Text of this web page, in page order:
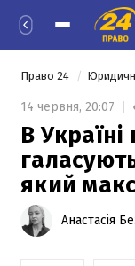
Право 24
14 червня, 20:07
В
який
Анастасія